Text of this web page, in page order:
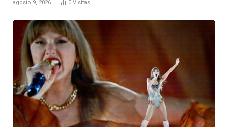
agosto 9, 2026 0 Visitas